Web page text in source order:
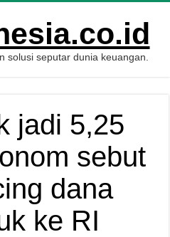
solusi seputar dunia keuangan.
jadi 5,25
sebut
dana
ke RI